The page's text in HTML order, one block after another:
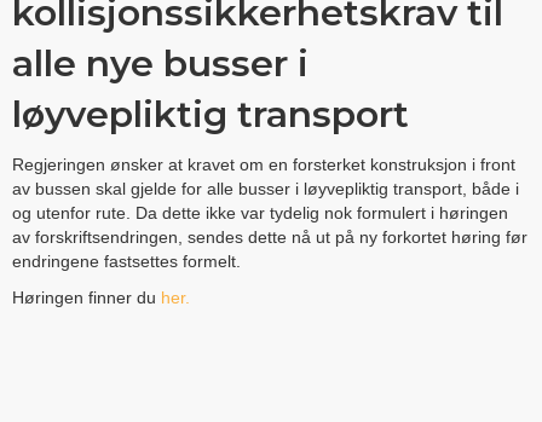
kollisjonssikkerhetskrav til
alle nye busser i
løyvepliktig transport
Regjeringen ønsker at kravet om en forsterket konstruksjon i front
av bussen skal gjelde for alle busser i løyvepliktig transport, både i
og utenfor rute. Da dette ikke var tydelig nok formulert i høringen
av forskriftsendringen, sendes dette nå ut på ny forkortet høring før
endringene fastsettes formelt.
Høringen finner du her.